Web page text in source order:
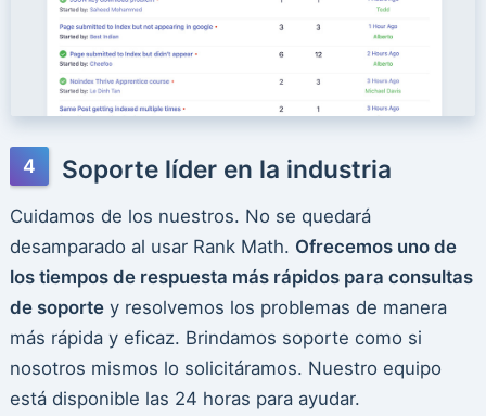
Soporte líder en la industria
Cuidamos de los nuestros. No se quedará
desamparado al usar Rank Math. Ofrecemos uno de
los tiempos de respuesta más rápidos para consultas
de soportey resolvemos los problemas de manera
más rápida y eficaz. Brindamos soporte como si
nosotros mismos lo solicitáramos. Nuestro equipo
está disponible las 24 horas para ayudar.